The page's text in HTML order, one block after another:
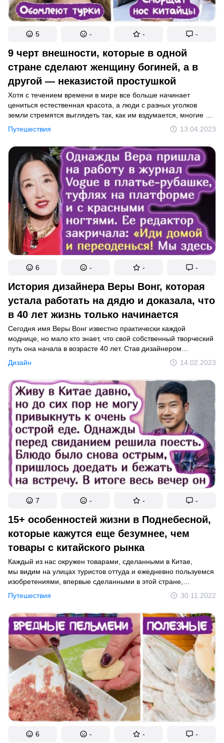
9 черт внешности, которые в одной
стране сделают женщину богиней, а в
другой — неказистой простушкой
Путешествия 13.04.2023
Хотя с течением времени в мире все больше начинает
цениться естественная красота, а люди с разных уголков
земли стремятся выглядеть так, как им вздумается, многие по-
прежнему следуют определенным эталонам. Причем
представления об идеальной внешности в одной стране могут
сильно отличаться от стандартов в другой. А кое-где, как дает
понять бонус, подобных стереотипов не существует вовсе,
и там считаться сногсшибательной богиней может
практически любая девушка.
5 - - -
История дизайнера Веры Вонг, которая
устала работать на дядю и доказала, что
в 40 лет жизнь только начинается
Дизайн 14.02.2023
Сегодня имя Веры Вонг известно практически каждой
моднице, но мало кто знает, что свой собственный творческий
путь она начала в возрасте 40 лет. Став дизайнером
свадебных платьев, Вера перевернула эту индустрию
и навсегда изменила представление невест об идеальном
наряде. История Веры Вонг наглядно демонстрирует, что
никогда не поздно кардинально поменять свою жизнь
и последовать за мечтой.
6 - - -
15+ особенностей жизни в Поднебесной,
которые кажутся еще безумнее, чем
товары с китайского рынка
Путешествия 30.11.2022
Каждый из нас окружен товарами, сделанными в Китае,
мы видим на улицах туристов оттуда и ежедневно пользуемся
изобретениями, впервые сделанными в этой стране,
например бумагой. Мы решили узнать больше о быте
китайцев, отбросив все стереотипы.
7 - - -
6 - - -